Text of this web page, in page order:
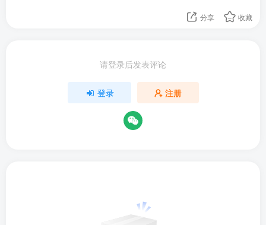
分享 收藏
请登录后发表评论
登录 注册